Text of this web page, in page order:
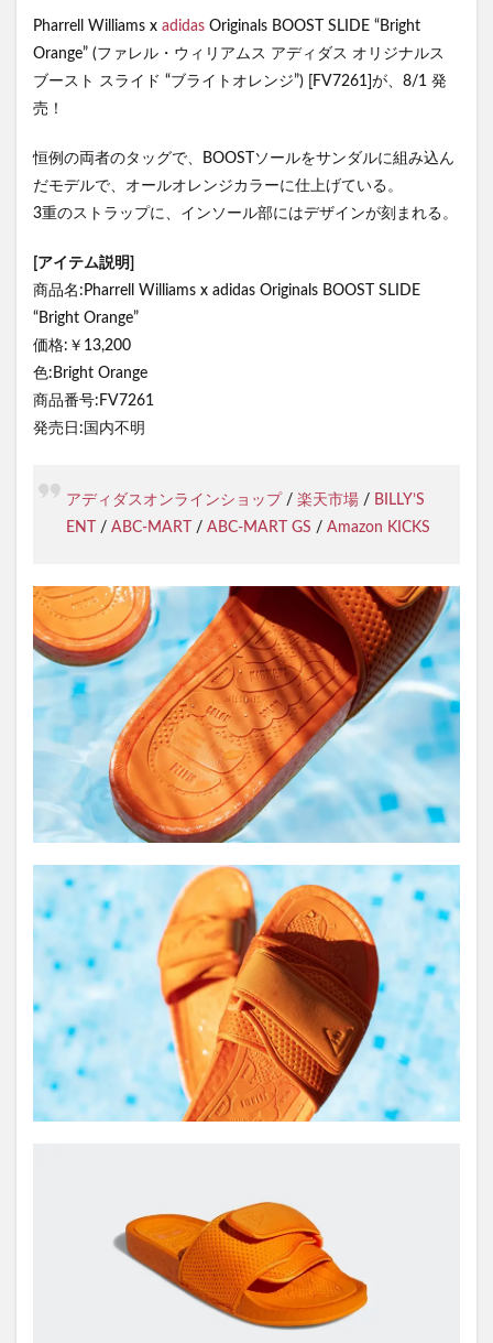
Pharrell Williams x adidas Originals BOOST SLIDE “Bright
Orange” (ファレル・ウィリアムス アディダス オリジナルス
ブースト スライド “ブライトオレンジ”) [FV7261]が、8/1 発
売！
恒例の両者のタッグで、BOOSTソールをサンダルに組み込ん
だモデルで、オールオレンジカラーに仕上げている。
3重のストラップに、インソール部にはデザインが刻まれる。
[アイテム説明]
商品名:Pharrell Williams x adidas Originals BOOST SLIDE
“Bright Orange”
価格:￥13,200
色:Bright Orange
商品番号:FV7261
発売日:国内不明
アディダスオンラインショップ / 楽天市場 / BILLY’S
ENT
/ ABC-MART / ABC-MART GS / Amazon KICKS